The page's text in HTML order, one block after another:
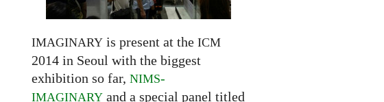
IMAGINARYis present at the ICM
2014 in Seoul with the biggest
exhibition so far, NIMS-
IMAGINARYand a special panel titled